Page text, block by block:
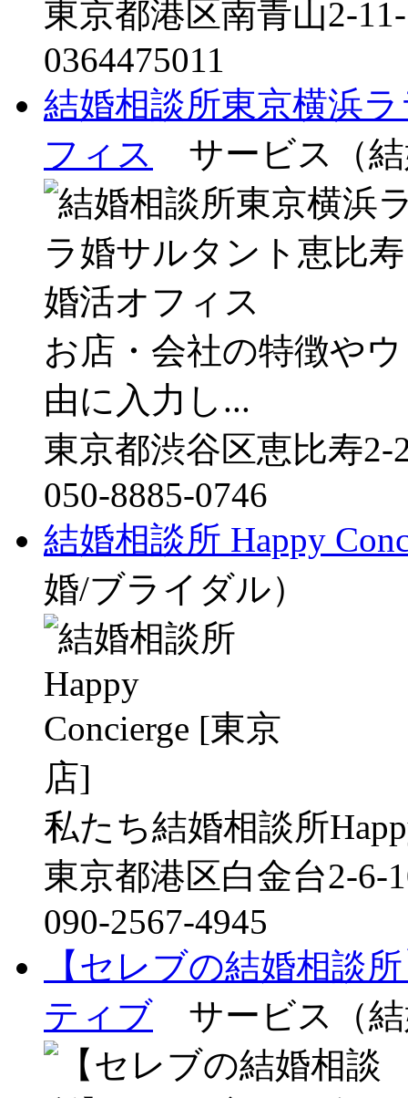
東京都港区南青山2-
0364475011
結婚相談所東京横浜
フィス
サービス（
お店・会社の特徴や
由に入力し...
東京都渋谷区恵比寿2-
050-8885-0746
結婚相談所 Happy
婚/ブライダル）
私たち結婚相談所
東京都港区白金台2-6-
090-2567-4945
【セレブの結婚相談
ティブ サービス（